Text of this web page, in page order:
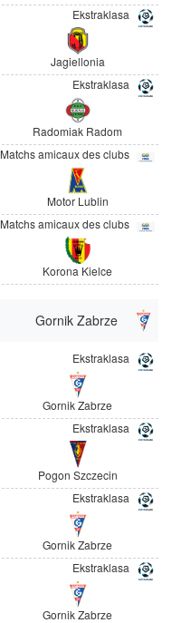
Ekstraklasa
Jagiellonia
Ekstraklasa
Radomiak Radom
Matchs amicaux des clubs
Motor Lublin
Matchs amicaux des clubs
Korona Kielce
Gornik Zabrze
Ekstraklasa
Gornik Zabrze
Ekstraklasa
Pogon Szczecin
Ekstraklasa
Gornik Zabrze
Ekstraklasa
Gornik Zabrze